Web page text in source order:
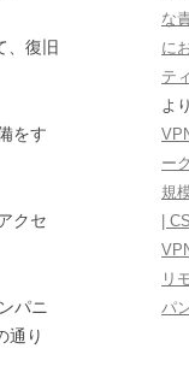
、復旧
をす
クセ
パニ
通り
な
に
テ
より
ー
規
|
リ
パ